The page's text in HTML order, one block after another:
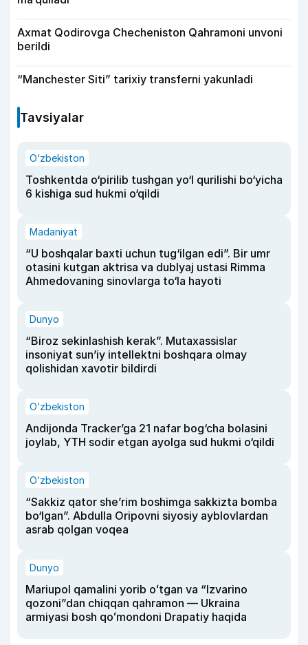
Axmat Qodirovga Checheniston Qahramoni unvoni
berildi
“Manchester Siti” tarixiy transferni yakunladi
Tavsiyalar
O‘zbekiston
Toshkentda o‘pirilib tushgan yo‘l qurilishi bo‘yicha
6 kishiga sud hukmi o‘qildi
Madaniyat
“U boshqalar baxti uchun tug‘ilgan edi”. Bir umr
otasini kutgan aktrisa va dublyaj ustasi Rimma
Ahmedovaning sinovlarga to‘la hayoti
Dunyo
“Biroz sekinlashish kerak”. Mutaxassislar
insoniyat sun’iy intellektni boshqara olmay
qolishidan xavotir bildirdi
O‘zbekiston
Andijonda Tracker’ga 21 nafar bog‘cha bolasini
joylab, YTH sodir etgan ayolga sud hukmi o‘qildi
O‘zbekiston
“Sakkiz qator she’rim boshimga sakkizta bomba
bo‘lgan”. Abdulla Oripovni siyosiy ayblovlardan
asrab qolgan voqea
Dunyo
Mariupol qamalini yorib oʻtgan va “Izvarino
qozoni”dan chiqqan qahramon — Ukraina
armiyasi bosh qoʻmondoni Drapatiy haqida